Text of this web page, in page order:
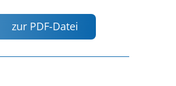
zur PDF-Datei